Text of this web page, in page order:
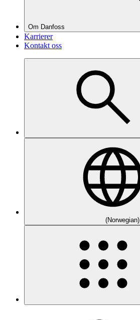
Om Danfoss
Karrierer
Kontakt oss
(Norwegian)